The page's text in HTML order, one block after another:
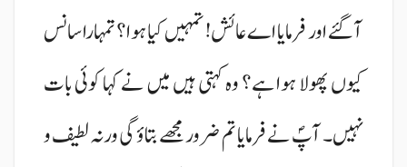
آگئے اور فرمایا اے عائش! تمہیں کیا ہوا؟ تمہارا سانس
کیوں پھولا ہوا ہے؟ وہ کہتی ہیں میں نے کہا کوئی بات
نہیں۔ آپؐ نے فرمایا تم ضرور مجھے بتاؤ گی ورنہ لطیف و